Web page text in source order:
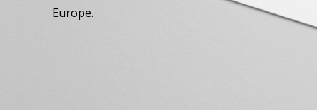
Europe.